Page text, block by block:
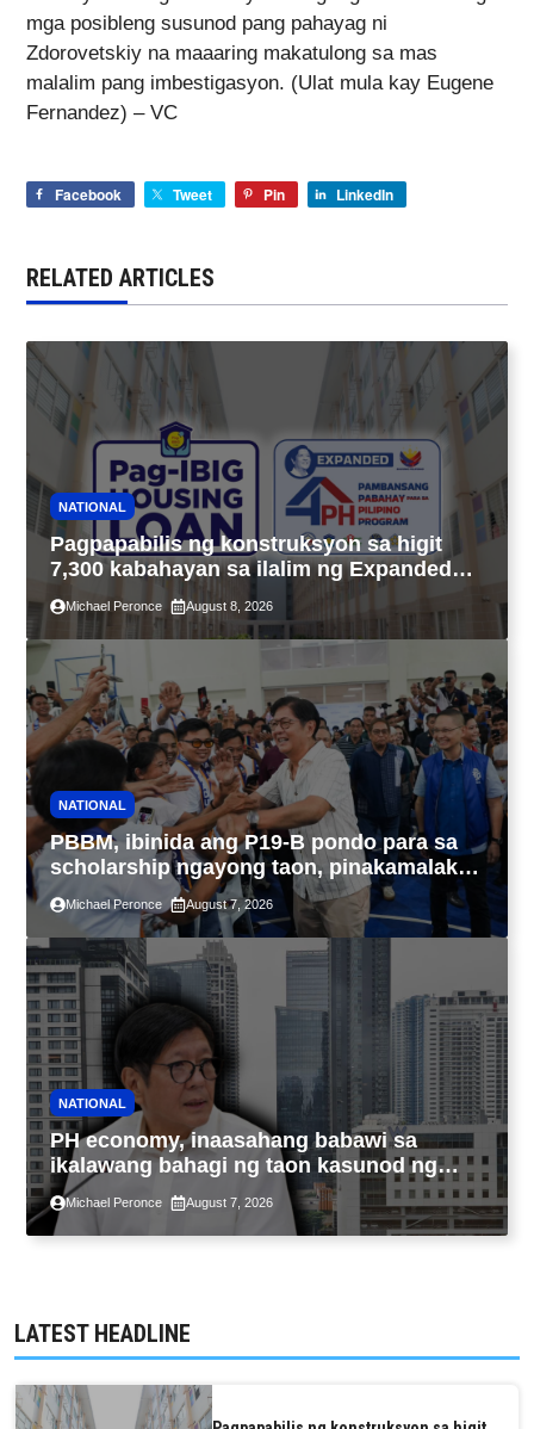
mga posibleng susunod pang pahayag ni
Zdorovetskiy na maaaring makatulong sa mas
malalim pang imbestigasyon. (Ulat mula kay Eugene
Fernandez) – VC
Facebook Tweet Pin LinkedIn
RELATED ARTICLES
NATIONAL
Pagpapabilis ng konstruksyon sa higit
7,300 kabahayan sa ilalim ng Expanded
4PH, posible na sa pagtutulungan ng Pag-
IBIG at P.A. Alvarez
Michael Peronce August 8, 2026
NATIONAL
PBBM, ibinida ang P19-B pondo para sa
scholarship ngayong taon, pinakamalaki
sa kasaysayan ng TESDA
Michael Peronce August 7, 2026
NATIONAL
PH economy, inaasahang babawi sa
ikalawang bahagi ng taon kasunod ng
2.3% GDP dulot ng Middle East war,
pagkaantala ng public construction
Michael Peronce August 7, 2026
LATEST HEADLINE